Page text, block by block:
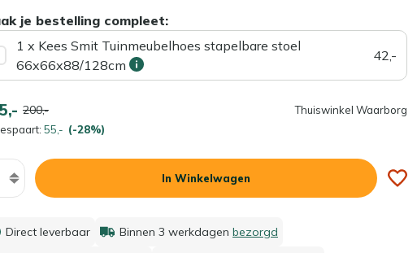
je bestelling compleet:
1 x Kees Smit Tuinmeubelhoes stapelbare stoel
66x66x88/128cm
42,-
200,-
55,- (-28%)
Thuiswinkel Waarborg
In Winkelwagen
Direct leverbaar Binnen 3 werkdagen bezorgd